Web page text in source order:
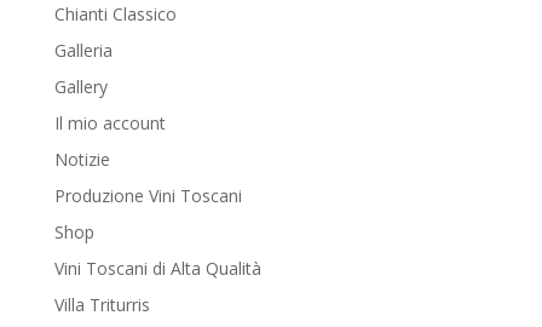
Chianti Classico
Galleria
Gallery
Il mio account
Notizie
Produzione Vini Toscani
Shop
Vini Toscani di Alta Qualità
Villa Triturris